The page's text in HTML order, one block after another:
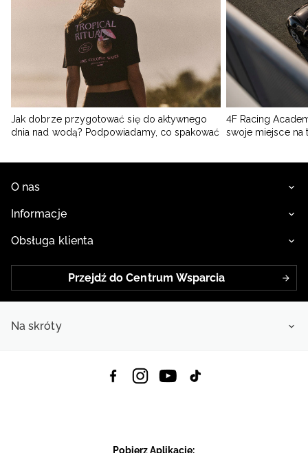
Jak dobrze przygotować się do aktywnego
dnia nad wodą? Podpowiadamy, co spakować
4F Racing
swoje miejsce na
O nas
Informacje
Obsługa klienta
Przejdź do Centrum Wsparcia
Na skróty
Pobierz Aplikację: